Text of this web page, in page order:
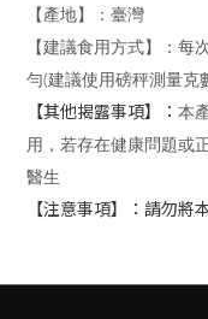
【產地】：臺灣
【建議食用方式】： 每
勻(建議使用磅秤測量克
【其他揭露事項】： 本
用，若存在健康問題或
醫生
【注意事項】：請勿